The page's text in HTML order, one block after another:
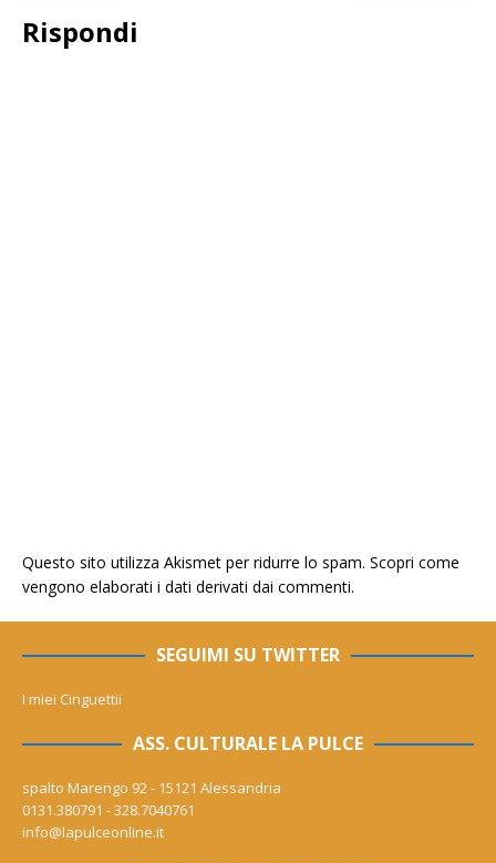
Rispondi
Questo sito utilizza Akismet per ridurre lo spam. Scopri come
vengono elaborati i dati derivati dai commenti.
SEGUIMI SU TWITTER
I miei Cinguettii
ASS. CULTURALE LA PULCE
spalto Marengo 92 - 15121 Alessandria
0131.380791 - 328.7040761
info@lapulceonline.it